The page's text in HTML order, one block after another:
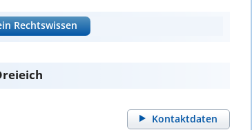
Rechtswissen
Kontaktdaten